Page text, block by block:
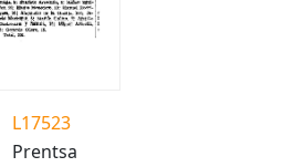
L17523
Prentsa